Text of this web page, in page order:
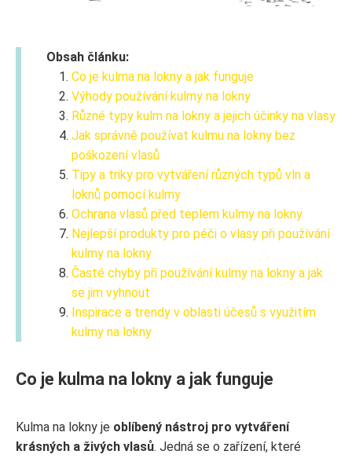
Obsah článku:
Co je kulma na lokny a jak funguje
Výhody používání kulmy na lokny
Různé typy kulm na lokny a jejich účinky na vlasy
Jak správně používat kulmu na lokny bez
poškození vlasů
Tipy a triky pro vytváření různých typů vln a
loknů pomocí kulmy
Ochrana vlasů před teplem kulmy na lokny
Nejlepší produkty pro péči o vlasy při používání
kulmy na lokny
Časté chyby při používání kulmy na lokny a jak
se jim vyhnout
Inspirace a trendy v oblasti účesů s využitím
kulmy na lokny
Co je kulma na lokny a jak funguje
Kulma na lokny je oblíbený nástroj pro vytváření
krásných a živých vlasů. Jedná se o zařízení, které